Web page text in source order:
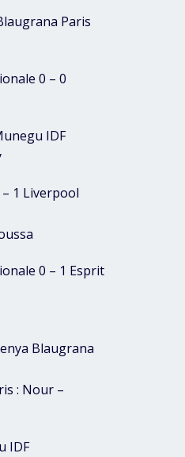
Paris
0 – 0
IDF
1 Liverpool
0 – 1 Esprit
Blaugrana
: Nour –
IDF